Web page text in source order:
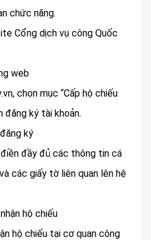
chức năng.
Cổng dịch vụ công Quốc
web
chọn mục “Cấp hộ chiếu
đăng ký tài khoản.
ký
điền đầy đủ các thông tin cá
các giấy tờ liên quan lên hệ
hộ chiếu
hộ chiếu tại cơ quan công